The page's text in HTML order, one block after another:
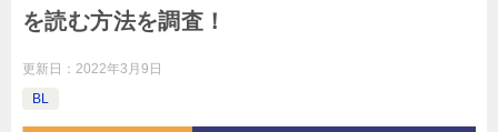
を読む⽅法を調査！
更新日： 2022年3月9日
BL